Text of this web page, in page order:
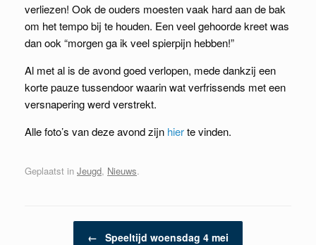
verliezen! Ook de ouders moesten vaak hard aan de bak
om het tempo bij te houden. Een veel gehoorde kreet was
dan ook “morgen ga ik veel spierpijn hebben!”
Al met al is de avond goed verlopen, mede dankzij een
korte pauze tussendoor waarin wat verfrissends met een
versnapering werd verstrekt.
Alle foto’s van deze avond zijn hierte vinden.
Geplaatst in Jeugd, Nieuws.
Berichtnavigatie
← Speeltijd woensdag 4 mei